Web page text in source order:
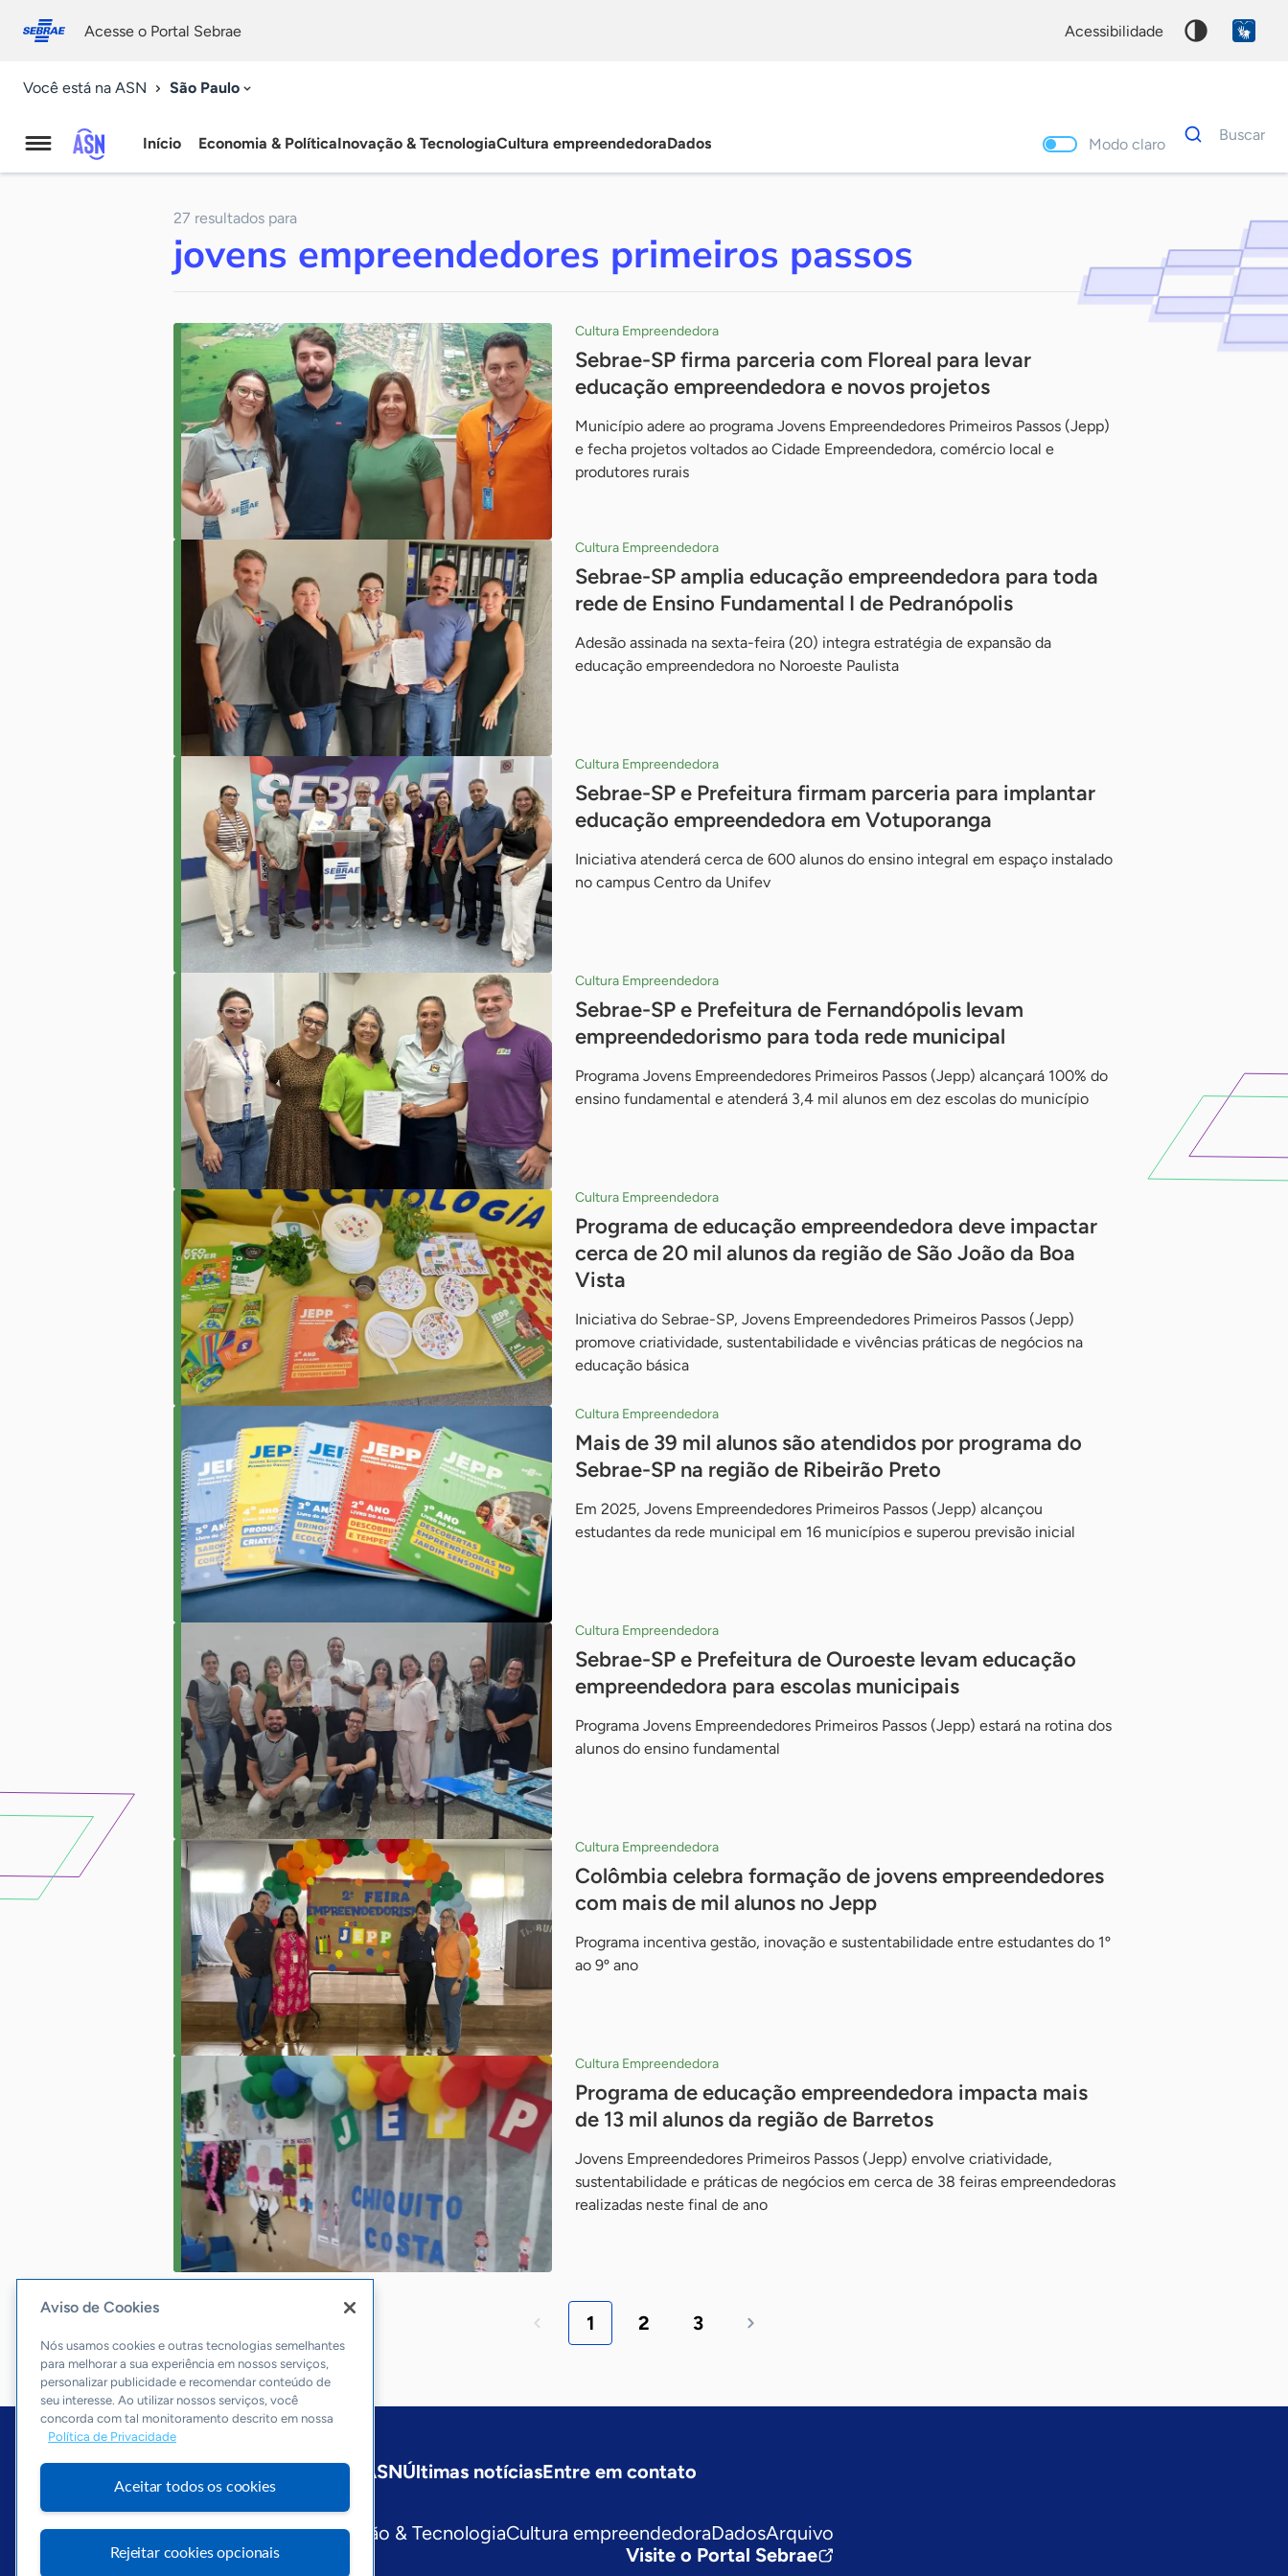
conosco
Acesse o Portal Sebrae acessibilidade
Você está na ASN São Paulo
Agência
Notícias
Início Economia & PolíticaInovação & TecnologiaCultura empreendedoraDados Modo claro
Dados
para
Buscar
27 resultados para
jovens empreendedores primeiros passos
Cultura Empreendedora
Sebrae-SP firma parceria com Floreal para levar
educação empreendedora e novos projetos
Município adere ao programa Jovens Empreendedores Primeiros Passos (Jepp)
e fecha projetos voltados ao Cidade Empreendedora, comércio local e
produtores rurais
Cultura Empreendedora
Sebrae-SP amplia educação empreendedora para toda
rede de Ensino Fundamental I de Pedranópolis
Adesão assinada na sexta-feira (20) integra estratégia de expansão da
educação empreendedora no Noroeste Paulista
Cultura Empreendedora
Sebrae-SP e Prefeitura firmam parceria para implantar
educação empreendedora em Votuporanga
Iniciativa atenderá cerca de 600 alunos do ensino integral em espaço instalado
no campus Centro da Unifev
Cultura Empreendedora
Sebrae-SP e Prefeitura de Fernandópolis levam
empreendedorismo para toda rede municipal
Programa Jovens Empreendedores Primeiros Passos (Jepp) alcançará 100% do
ensino fundamental e atenderá 3,4 mil alunos em dez escolas do município
Cultura Empreendedora
Programa de educação empreendedora deve impactar
cerca de 20 mil alunos da região de São João da Boa
Vista
Iniciativa do Sebrae-SP, Jovens Empreendedores Primeiros Passos (Jepp)
promove criatividade, sustentabilidade e vivências práticas de negócios na
educação básica
Cultura Empreendedora
Mais de 39 mil alunos são atendidos por programa do
Sebrae-SP na região de Ribeirão Preto
Em 2025, Jovens Empreendedores Primeiros Passos (Jepp) alcançou
estudantes da rede municipal em 16 municípios e superou previsão inicial
Cultura Empreendedora
Sebrae-SP e Prefeitura de Ouroeste levam educação
empreendedora para escolas municipais
Programa Jovens Empreendedores Primeiros Passos (Jepp) estará na rotina dos
alunos do ensino fundamental
Cultura Empreendedora
Colômbia celebra formação de jovens empreendedores
com mais de mil alunos no Jepp
Programa incentiva gestão, inovação e sustentabilidade entre estudantes do 1º
ao 9º ano
Cultura Empreendedora
Programa de educação empreendedora impacta mais
de 13 mil alunos da região de Barretos
Jovens Empreendedores Primeiros Passos (Jepp) envolve criatividade,
sustentabilidade e práticas de negócios em cerca de 38 feiras empreendedoras
realizadas neste final de ano
1 2 3
Sobre a ASNÚltimas notíciasEntre em contato
Editorias
Economia & PolíticaInovação & TecnologiaCultura empreendedoraDadosArquivo
Visite o Portal Sebrae
Aviso de Cookies
Nós usamos cookies e outras tecnologias semelhantes
para melhorar a sua experiência em nossos serviços,
personalizar publicidade e recomendar conteúdo de
seu interesse. Ao utilizar nossos serviços, você
concorda com tal monitoramento descrito em nossa
Política de Privacidade
Aceitar todos os cookies
Rejeitar cookies opcionais